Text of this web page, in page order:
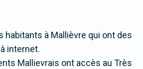
habitants à Mallièvre qui ont des
internet.
Mallievrais ont accès au Très